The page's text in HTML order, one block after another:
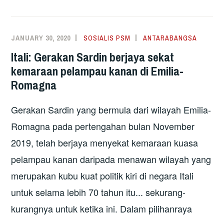
THÜRINGEN DENGAN
BANTUAN
PELAMPAU
JANUARY 30, 2020 SOSIALIS PSM ANTARABANGSA
Itali: Gerakan Sardin berjaya sekat
kemaraan pelampau kanan di Emilia-
Romagna
Gerakan Sardin yang bermula dari wilayah Emilia-
Romagna pada pertengahan bulan November
2019, telah berjaya menyekat kemaraan kuasa
pelampau kanan daripada menawan wilayah yang
merupakan kubu kuat politik kiri di negara Itali
untuk selama lebih 70 tahun itu... sekurang-
kurangnya untuk ketika ini. Dalam pilihanraya